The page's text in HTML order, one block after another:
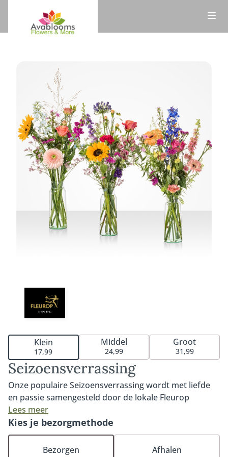
Seizoensverrassing
Onze populaire Seizoensverrassing wordt met liefde
en passie samengesteld door de lokale Fleurop
bloemist. Met de mooiste bloemen van dit moment
creëert de bloemist een leuk boeket om jezelf of
iemand anders mee te verrassen. De
Seizoensverrassing wisselt elk seizoen en is
Lees meer
Klein
17,99
Middel
24,99
Groot
31,99
Kies je bezorgmethode
Bezorgen Afhalen